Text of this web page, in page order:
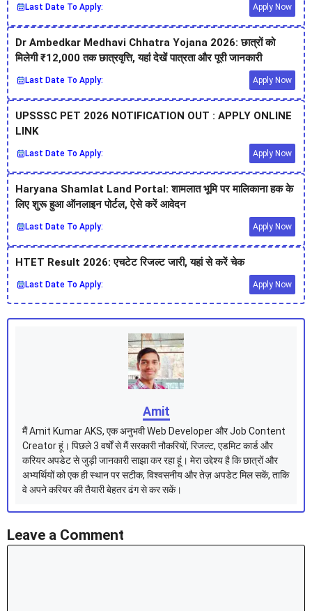
Last Date To Apply: Apply Now
Dr Ambedkar Medhavi Chhatra Yojana 2026: छात्रों को
मिलेगी ₹12,000 तक छात्रवृत्ति, यहां देखें पात्रता और पूरी जानकारी
Last Date To Apply: Apply Now
UPSSSC PET 2026 NOTIFICATION OUT : APPLY ONLINE
LINK
Last Date To Apply: Apply Now
Haryana Shamlat Land Portal: शामलात भूमि पर मालिकाना हक के
लिए शुरू हुआ ऑनलाइन पोर्टल, ऐसे करें आवेदन
Last Date To Apply: Apply Now
HTET Result 2026: एचटेट रिजल्ट जारी, यहां से करें चेक
Last Date To Apply: Apply Now
Amit
मैं Amit Kumar AKS, एक अनुभवी Web Developer और Job Content
Creator हूं। पिछले 3 वर्षों से मैं सरकारी नौकरियों, रिजल्ट, एडमिट कार्ड और
करियर अपडेट से जुड़ी जानकारी साझा कर रहा हूं। मेरा उद्देश्य है कि छात्रों और
अभ्यर्थियों को एक ही स्थान पर सटीक, विश्वसनीय और तेज़ अपडेट मिल सकें, ताकि
वे अपने करियर की तैयारी बेहतर ढंग से कर सकें।
Leave a Comment